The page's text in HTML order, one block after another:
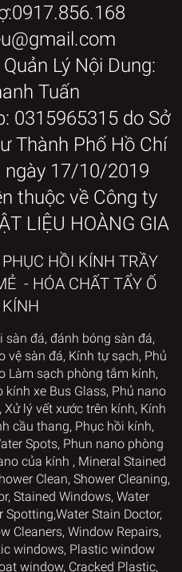
Lý Nội Dung:
Tuấn
0315965315 do Sở
Thành Phố Hồ Chí
ngày 17/10/2019
thuộc về Công ty
LIỆU HOÀNG GIA
HỒI KÍNH TRẦY
- HÓA CHẤT TẨY Ố
sàn đá, đánh bóng sàn đá,
vệ sàn đá, Kính tự sạch, Phủ
Làm sạch phòng tắm kính,
kính xe Bus Glass, Phủ nano
, Xử lý vết xước trên kính, Kính
cầu thang, Phục hồi kính,
Spots, Phun nano phòng
của kính , Mineral Stained
Clean, Shower Cleaning,
, Stained Windows, Water
Spotting,Water Stain Doctor,
Cleaners, Window Repairs,
windows, Plastic window
window, Cracked Plastic,